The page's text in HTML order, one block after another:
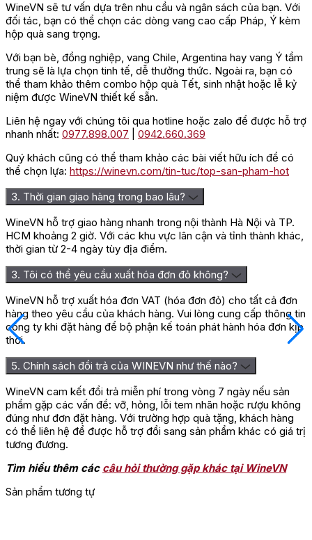
WineVN sẽ tư vấn dựa trên nhu cầu và ngân sách của bạn. Với
đối tác, bạn có thể chọn các dòng vang cao cấp Pháp, Ý kèm
hộp quà sang trọng.
Với bạn bè, đồng nghiệp, vang Chile, Argentina hay vang Ý tầm
trung sẽ là lựa chọn tinh tế, dễ thưởng thức. Ngoài ra, bạn có
thể tham khảo thêm combo hộp quà Tết, sinh nhật hoặc lễ kỷ
niệm được WineVN thiết kế sẵn.
Liên hệ ngay với chúng tôi qua hotline hoặc zalo để được hỗ trợ
nhanh nhất: 0977.898.007
0942.660.369
Quý khách cũng có thể tham khảo các bài viết hữu ích để có
thể chọn lựa: https://winevn.com/tin-tuc/top-san-pham-hot
3. Thời gian giao hàng trong bao lâu?
WineVN hỗ trợ giao hàng nhanh trong nội thành Hà Nội và TP.
HCM khoảng 2 giờ. Với các khu vực lân cận và tỉnh thành khác,
thời gian từ 2-4 ngày tùy địa điểm.
3. Tôi có thể yêu cầu xuất hóa đơn đỏ không?
WineVN hỗ trợ xuất hóa đơn VAT (hóa đơn đỏ) cho tất cả đơn
hàng theo yêu cầu của khách hàng. Vui lòng cung cấp thông tin
công ty khi đặt hàng để bộ phận kế toán phát hành hóa đơn kịp
thời.
5. Chính sách đổi trả của WINEVN như thế nào?
WineVN cam kết đổi trả miễn phí trong vòng 7 ngày nếu sản
phẩm gặp các vấn đề: vỡ, hỏng, lỗi tem nhãn hoặc rượu không
đúng như đơn đặt hàng. Với trường hợp quà tặng, khách hàng
có thể liên hệ để được hỗ trợ đổi sang sản phẩm khác có giá trị
tương đương.
Tìm hiểu thêm các câu hỏi thường gặp khác tại WineVN
Sản phẩm tương tự